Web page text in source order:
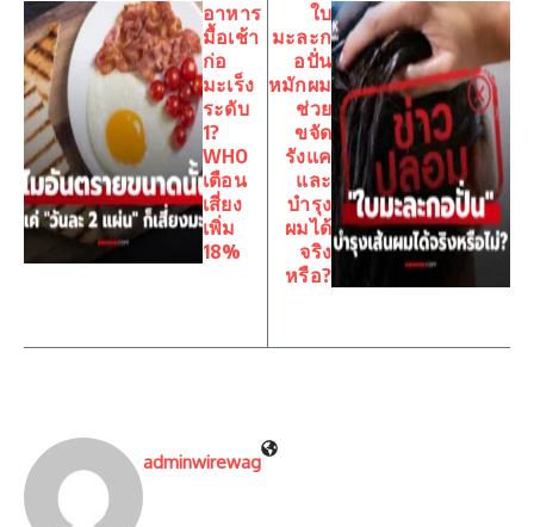
อาหาร
มื้อเช้า
ก่อ
มะเร็ง
ระดับ
1?
WHO
เตือน
เสี่ยง
เพิ่ม
18%
ใบ
มะละก
อปั่น
หมักผม
ช่วย
ขจัด
รังแค
และ
บำรุง
ผมได้
จริง
หรือ?
adminwirewag